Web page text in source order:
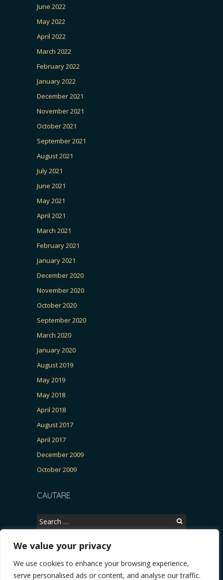
We value your privacy
We use cookies to enhance your browsing experience,
serve personalised ads or content, and analyse our traffic.
June 2022
May 2022
April 2022
March 2022
February 2022
January 2022
December 2021
November 2021
October 2021
September 2021
August 2021
July 2021
June 2021
May 2021
April 2021
March 2021
February 2021
January 2021
December 2020
November 2020
October 2020
September 2020
March 2020
January 2020
August 2019
May 2019
May 2018
April 2018
August 2017
April 2017
December 2009
October 2009
CAUTARE
Search
for:
Copyright © 2026, CERTITUDINEA.